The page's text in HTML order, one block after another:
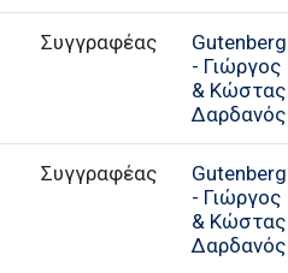
Συγγραφέας
Gutenberg
- Γιώργος
& Κώστας
Δαρδανός
Συγγραφέας
Gutenberg
- Γιώργος
& Κώστας
Δαρδανός